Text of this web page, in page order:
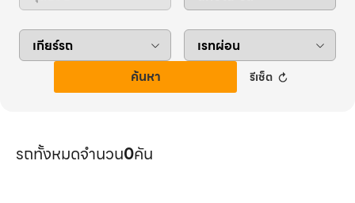
ค้นหา รีเซ็ต
รถทั้งหมดจำนวน0คัน